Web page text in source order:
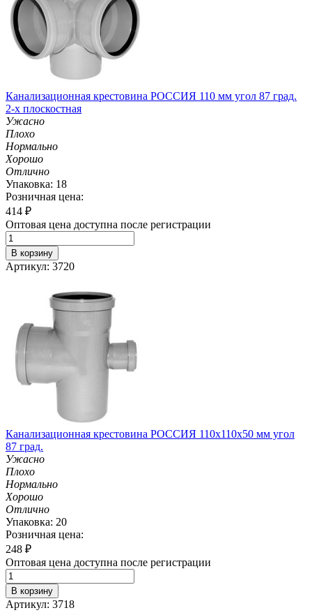
Канализационная крестовина РОССИЯ 110 мм угол 87 град.
2-х плоскостная
Ужасно
Плохо
Нормально
Хорошо
Отлично
Упаковка: 18
Розничная цена:
414 ₽
Оптовая цена доступна после регистрации
В корзину
Артикул: 3720
Канализационная крестовина РОССИЯ 110х110х50 мм угол
87 град.
Ужасно
Плохо
Нормально
Хорошо
Отлично
Упаковка: 20
Розничная цена:
248 ₽
Оптовая цена доступна после регистрации
В корзину
Артикул: 3718